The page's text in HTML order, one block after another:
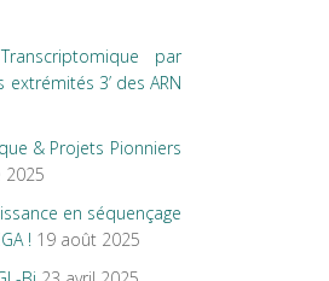
par
3’ des ARN
& Projets Pionniers
en séquençage
! 19 août 2025